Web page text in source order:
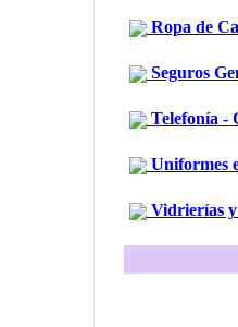
Ropa de
Seguros
Telefonía -
Uniformes
Vidrierías y